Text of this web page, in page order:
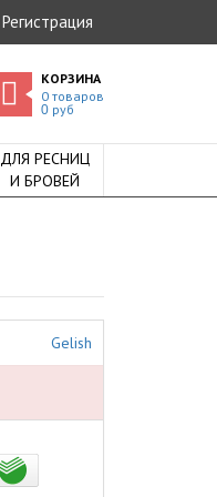
Регистрация
КОРЗИНА
0 товаров
0руб
ДЛЯ РЕСНИЦ
И БРОВЕЙ
Gelish